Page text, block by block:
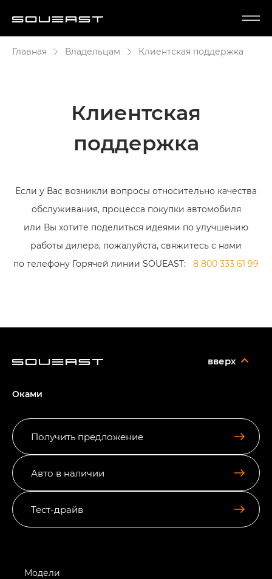
Главная Владельцам Клиентская поддержка
Клиентская
поддержка
Если у Вас возникли вопросы относительно качества
обслуживания, процесса покупки автомобиля
или Вы хотите поделиться идеями по улучшению
работы дилера, пожалуйста, свяжитесь с нами
по телефону Горячей линии SOUEAST: 8 800 333 61 99
Получить предложение
Авто в наличии
Тест-драйв
вверх
Оками
Модели